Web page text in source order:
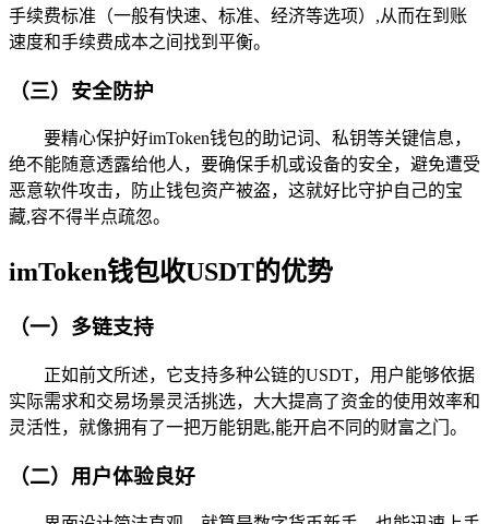
手续费标准（一般有快速、标准、经济等选项）,从而在到账
速度和手续费成本之间找到平衡。
（三）安全防护
要精心保护好imToken钱包的助记词、私钥等关键信息，
绝不能随意透露给他人，要确保手机或设备的安全，避免遭受
恶意软件攻击，防止钱包资产被盗，这就好比守护自己的宝
藏,容不得半点疏忽。
imToken钱包收USDT的优势
（一）多链支持
正如前文所述，它支持多种公链的USDT，用户能够依据
实际需求和交易场景灵活挑选，大大提高了资金的使用效率和
灵活性，就像拥有了一把万能钥匙,能开启不同的财富之门。
（二）用户体验良好